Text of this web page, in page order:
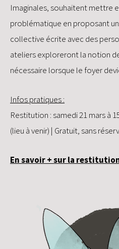
Imaginales, souhaitent mettre
problématique en proposant
collective écrite avec des
ateliers exploreront la notion
nécessaire lorsque le foyer
Infos pratiques :
Restitution : samedi 21 mars à
(lieu à venir) | Gratuit, sans
En savoir + sur la